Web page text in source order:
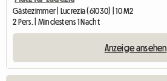
Gästezimmer | Lucrezia (61030) | 10 M2
2 Pers. | Mindestens 1 Nacht
Anzeige ansehen